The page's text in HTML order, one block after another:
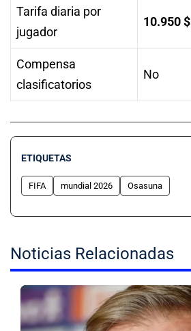
Tarifa diaria por
jugador
10.950 $
Compensa
clasificatorios
No
ETIQUETAS
FIFA mundial 2026 Osasuna
Noticias Relacionadas